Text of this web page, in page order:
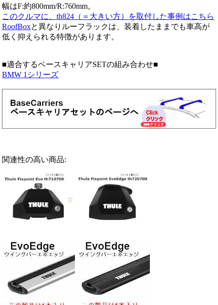
幅はF:約800mm/R:760mm。
このクルマに、th824（＝大きい方）を取付した事例はこちら
RoofBoxと異なりルーフラックは、装着したままでも車高が
低く抑えられる特徴があります。
■適合するベースキャリアSETの組み合わせ■
BMW 1シリーズ
関連性の高い商品: